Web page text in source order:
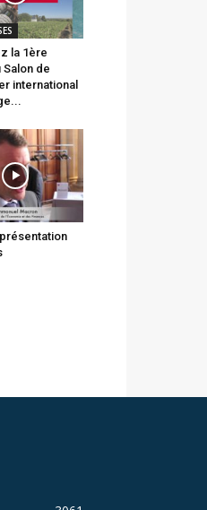
la 1ère
Salon de
international